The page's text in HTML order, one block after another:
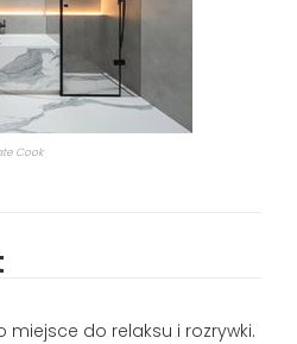
Cook
miejsce do relaksu i rozrywki.